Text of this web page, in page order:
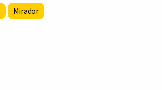
Mirador